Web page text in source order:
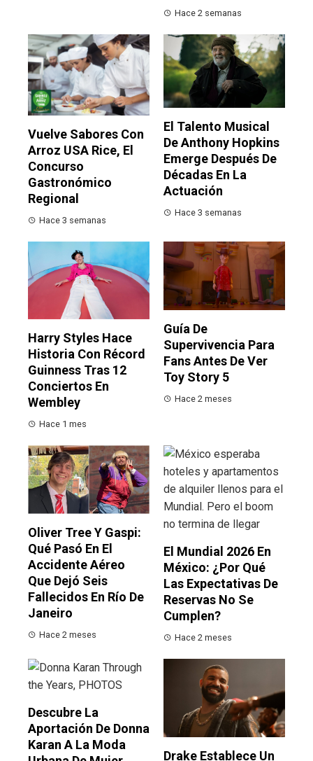
Hace 2 semanas
Vuelve Sabores Con
Arroz USA Rice, El
Concurso
Gastronómico
Regional
Hace 3 semanas
El Talento Musical
De Anthony Hopkins
Emerge Después De
Décadas En La
Actuación
Hace 3 semanas
Harry Styles Hace
Historia Con Récord
Guinness Tras 12
Conciertos En
Wembley
Hace 1 mes
Guía De
Supervivencia Para
Fans Antes De Ver
Toy Story 5
Hace 2 meses
Oliver Tree Y Gaspi:
Qué Pasó En El
Accidente Aéreo
Que Dejó Seis
Fallecidos En Río De
Janeiro
Hace 2 meses
El Mundial 2026 En
México: ¿por Qué
Las Expectativas De
Reservas No Se
Cumplen?
Hace 2 meses
Descubre La
Aportación De Donna
Karan A La Moda
Drake Establece Un